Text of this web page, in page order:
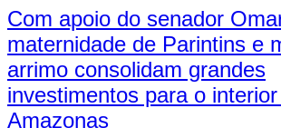
Com apoio do senador
maternidade de Parintins e
arrimo consolidam grandes
investimentos para o
Amazonas